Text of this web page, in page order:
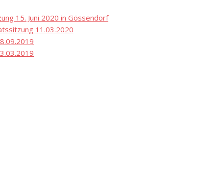
15. Juni 2020 in Gössendorf
11.03.2020